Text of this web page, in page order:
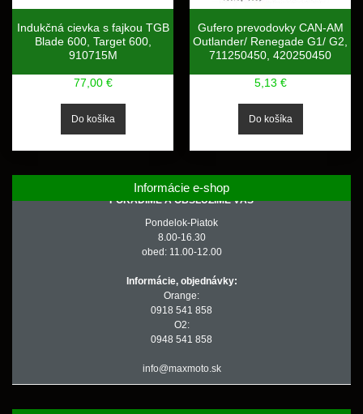
Indukčná cievka s fajkou TGB
Blade 600, Target 600,
910715M
77,00 €
Gufero prevodovky CAN-AM
Outlander/ Renegade G1/ G2,
711250450, 420250450
5,13 €
Informácie e-shop
PORADÍME A OBSLÚŽIME VÁS
Pondelok-Piatok
8.00-16.30
obed: 11.00-12.00
Informácie, objednávky:
Orange:
0918 541 858
O2:
0948 541 858
info@maxmoto.sk